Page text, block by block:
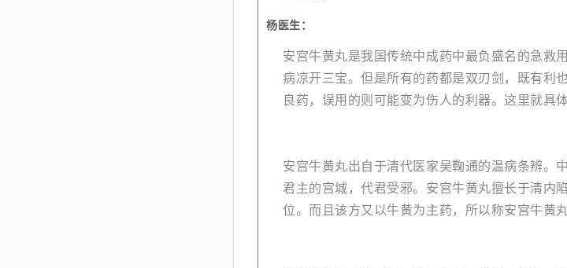
杨医生：
安宫牛黄丸是我国传统中成药中最负盛名的急救
病凉开三宝。但是所有的药都是双刃剑，既有利
良药，误用的则可能变为伤人的利器。这里就具
安宫牛黄丸出自于清代医家吴鞠通的温病条辨。
君主的宫城，代君受邪。安宫牛黄丸擅长于清内
位。而且该方又以牛黄为主药，所以称安宫牛黄丸